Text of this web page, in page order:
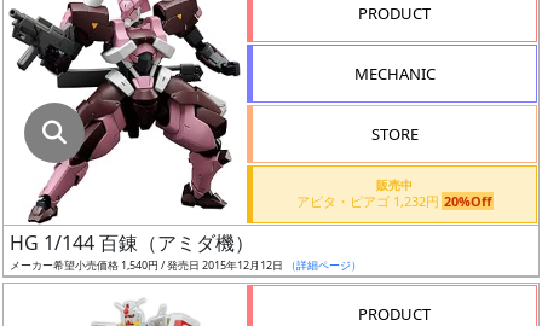
の
み
表
ク
ス
ア
PRODUCT
MECHANIC
STORE
販売中
アピタ・ピアゴ 1,232円 20%Off
HG 1/144 百錬（アミダ機）
メーカー希望小売価格 1,540円 / 発売日 2015年12月12日 （詳細ページ）
PRODUCT